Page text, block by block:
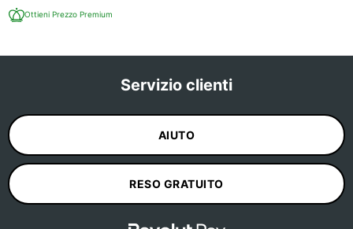
Ottieni Prezzo Premium
Servizio clienti
AIUTO
RESO GRATUITO